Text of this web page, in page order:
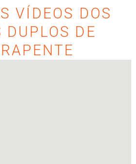
VÍDEOS DOS
DUPLOS DE